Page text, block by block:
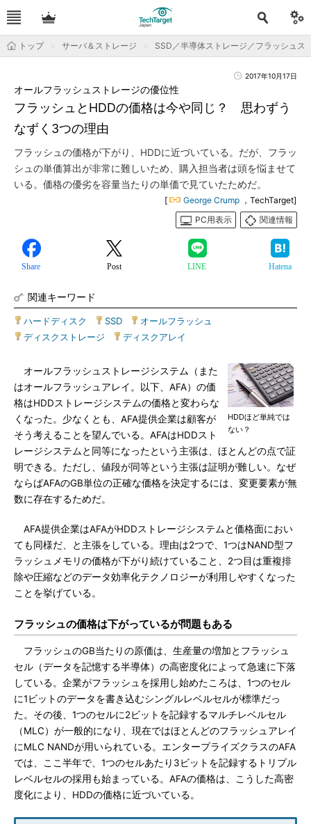
トップ サーバ＆ストレージ SSD／半導体ストレージ／フラッシュス
2017年10月17日
フラッシュとHDDの価格は今や同じ？ 思わずう
なずく3つの理由
オールフラッシュストレージの優位性
フラッシュの価格が下がり、HDDに近づいている。だが、フラッ
シュの単価算出が非常に難しいため、購入担当者は頭を悩ませて
いる。価格の優劣を容量当たりの単価で見ていたためだ。
[ George Crump ，TechTarget]
PC用表示
関連情報
Share Post LINE Hatena
関連キーワード
ハードディスク SSD オールフラッシュ
ディスクストレージ
ディスクアレイ
HDDほど単純では
ない？
オールフラッシュストレージシステム（また
はオールフラッシュアレイ。以下、AFA）の価
格はHDDストレージシステムの価格と変わらな
くなった。少なくとも、AFA提供企業は顧客が
そう考えることを望んでいる。AFAはHDDスト
レージシステムと同等になったという主張は、ほとんどの点で証
明できる。ただし、値段が同等という主張は証明が難しい。なぜ
ならばAFAのGB単位の正確な価格を決定するには、変更要素が無
数に存在するためだ。
AFA提供企業はAFAがHDDストレージシステムと価格面におい
ても同様だ、と主張をしている。理由は2つで、1つはNAND型フ
ラッシュメモリの価格が下がり続けていること、2つ目は重複排
除や圧縮などのデータ効率化テクノロジーが利用しやすくなった
ことを挙げている。
フラッシュの価格は下がっているが問題もある
フラッシュのGB当たりの原価は、生産量の増加とフラッシュ
セル（データを記憶する半導体）の高密度化によって急速に下落
している。企業がフラッシュを採用し始めたころは、1つのセル
に1ビットのデータを書き込むシングルレベルセルが標準だっ
た。その後、1つのセルに2ビットを記録するマルチレベルセル
（MLC）が一般的になり、現在ではほとんどのフラッシュアレイ
にMLC NANDが用いられている。エンタープライズクラスのAFA
では、ここ半年で、1つのセルあたり3ビットを記録するトリプル
レベルセルの採用も始まっている。AFAの価格は、こうした高密
度化により、HDDの価格に近づいている。